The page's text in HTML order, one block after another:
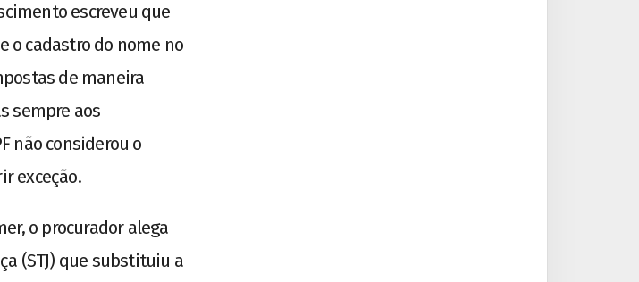
escreveu que
o cadastro do nome no
de maneira
sempre aos
não considerou o
exceção.
o procurador alega
(STJ) que substituiu a